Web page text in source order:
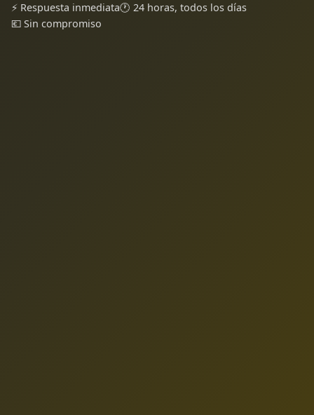
⚡ Respuesta inmediata🕐 24 horas, todos los días
💶 Sin compromiso